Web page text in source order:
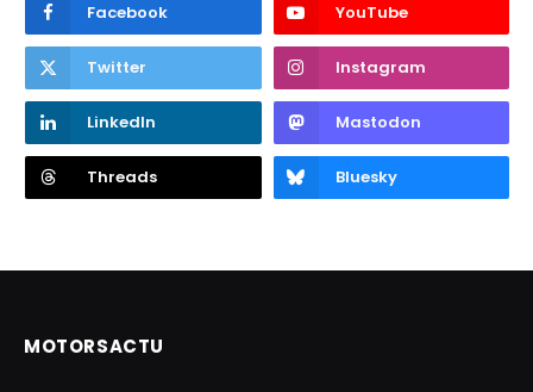
Facebook YouTube
Twitter Instagram
LinkedIn Mastodon
Threads Bluesky
MOTORSACTU